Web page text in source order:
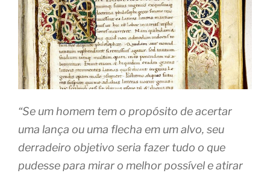
“Se um homem tem o propósito de acertar
uma lança ou uma flecha em um alvo, seu
derradeiro objetivo seria fazer tudo o que
pudesse para mirar o melhor possível e atirar